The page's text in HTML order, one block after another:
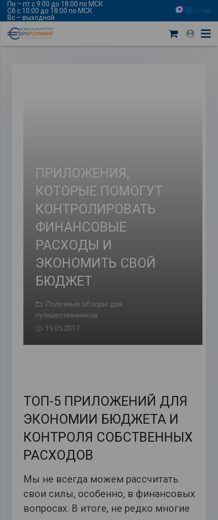
Пн – пт с 9:00 до 18:00 по МСК
Сб с 10:00 до 18:00 по МСК
Вс – выходной
ПРИЛОЖЕНИЯ,
КОТОРЫЕ ПОМОГУТ
КОНТРОЛИРОВАТЬ
ФИНАНСОВЫЕ
РАСХОДЫ И
ЭКОНОМИТЬ СВОЙ
БЮДЖЕТ
Полезные обзоры для
путешественников
19.05.2017
ТОП-5 ПРИЛОЖЕНИЙ ДЛЯ
ЭКОНОМИИ БЮДЖЕТА И
КОНТРОЛЯ СОБСТВЕННЫХ
РАСХОДОВ
Мы не всегда можем рассчитать
свои силы, особенно, в финансовых
вопросах. В итоге, не редко многие